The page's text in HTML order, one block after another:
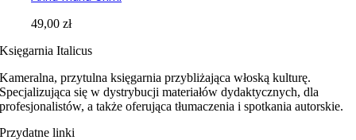
49,00zł
Księgarnia Italicus
Kameralna, przytulna księgarnia przybliżająca włoską kulturę.
Specjalizująca się w dystrybucji materiałów dydaktycznych, dla
profesjonalistów, a także oferująca tłumaczenia i spotkania autorskie.
Przydatne linki